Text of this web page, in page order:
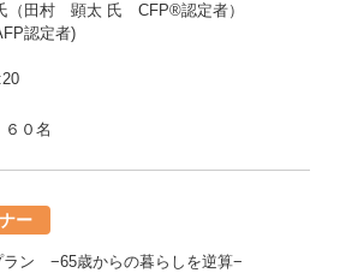
（田村 顕太 氏 CFP®認定者）
認定者)
０名
ー
ラン −65歳からの暮らしを逆算−